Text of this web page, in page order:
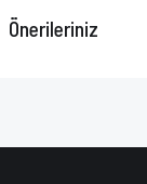
Önerileriniz